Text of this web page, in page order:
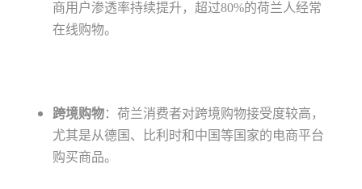
商用户渗透率持续提升，超过80%的荷兰人经常
在线购物。
跨境购物：荷兰消费者对跨境购物接受度较高，
尤其是从德国、比利时和中国等国家的电商平台
购买商品。